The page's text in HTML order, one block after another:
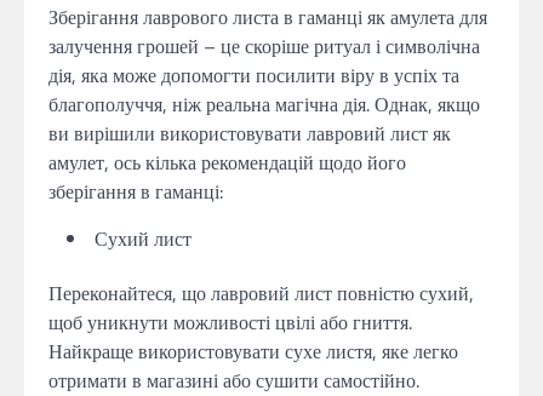
Зберігання лаврового листа в гаманці як амулета для
залучення грошей – це скоріше ритуал і символічна
дія, яка може допомогти посилити віру в успіх та
благополуччя, ніж реальна магічна дія. Однак, якщо
ви вирішили використовувати лавровий лист як
амулет, ось кілька рекомендацій щодо його
зберігання в гаманці:
Сухий лист
Переконайтеся, що лавровий лист повністю сухий,
щоб уникнути можливості цвілі або гниття.
Найкраще використовувати сухе листя, яке легко
отримати в магазині або сушити самостійно.